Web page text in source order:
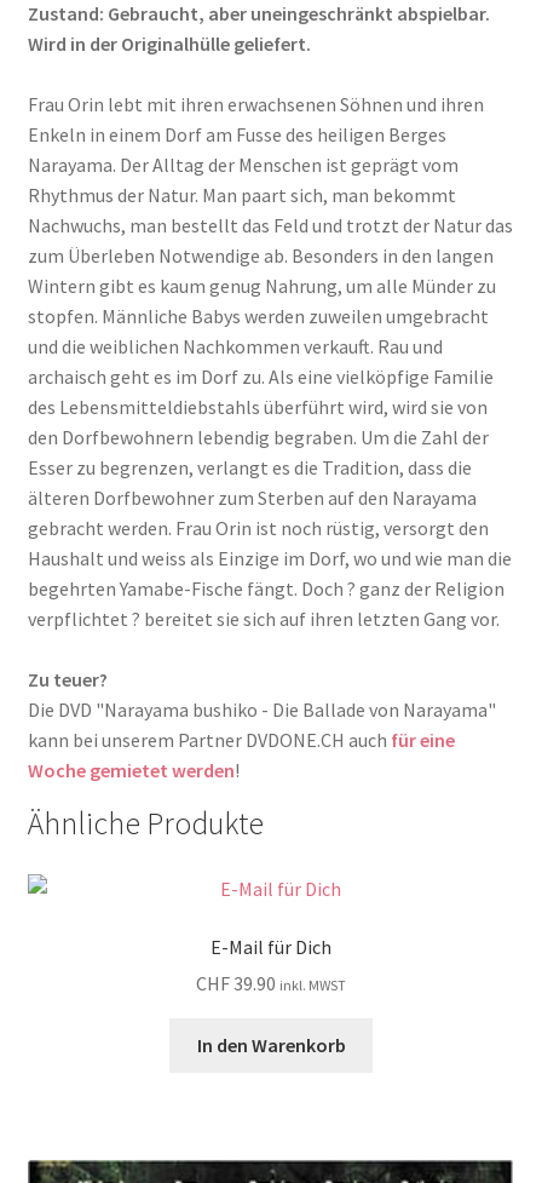
Zustand: Gebraucht, aber uneingeschränkt abspielbar.
Wird in der Originalhülle geliefert.
Frau Orin lebt mit ihren erwachsenen Söhnen und ihren
Enkeln in einem Dorf am Fusse des heiligen Berges
Narayama. Der Alltag der Menschen ist geprägt vom
Rhythmus der Natur. Man paart sich, man bekommt
Nachwuchs, man bestellt das Feld und trotzt der Natur das
zum Überleben Notwendige ab. Besonders in den langen
Wintern gibt es kaum genug Nahrung, um alle Münder zu
stopfen. Männliche Babys werden zuweilen umgebracht
und die weiblichen Nachkommen verkauft. Rau und
archaisch geht es im Dorf zu. Als eine vielköpfige Familie
des Lebensmitteldiebstahls überführt wird, wird sie von
den Dorfbewohnern lebendig begraben. Um die Zahl der
Esser zu begrenzen, verlangt es die Tradition, dass die
älteren Dorfbewohner zum Sterben auf den Narayama
gebracht werden. Frau Orin ist noch rüstig, versorgt den
Haushalt und weiss als Einzige im Dorf, wo und wie man die
begehrten Yamabe-Fische fängt. Doch ? ganz der Religion
verpflichtet ? bereitet sie sich auf ihren letzten Gang vor.
Zu teuer?
Die DVD "Narayama bushiko - Die Ballade von Narayama"
kann bei unserem Partner DVDONE.CH auch für eine
Woche gemietet werden!
Ähnliche Produkte
E-Mail für Dich
CHF39.90 inkl. MWST
In den Warenkorb